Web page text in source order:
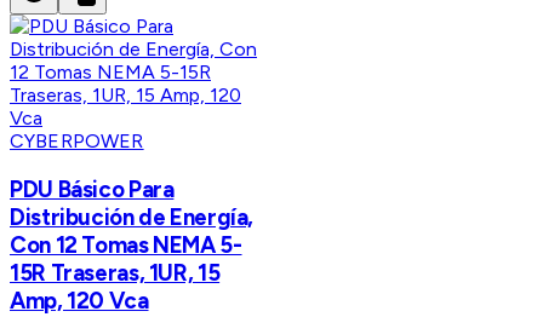
CYBERPOWER
PDU Básico Para
Distribución de Energía,
Con 12 Tomas NEMA 5-
15R Traseras, 1UR, 15
Amp, 120 Vca